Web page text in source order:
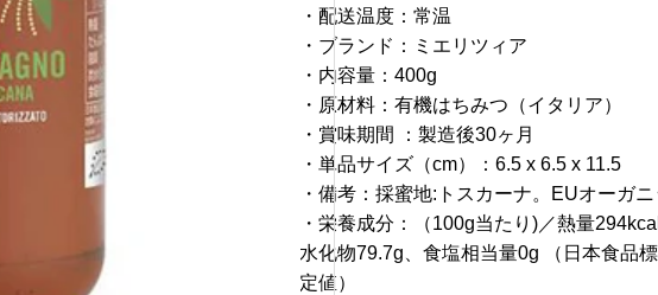
・配送温度：常温
・ブランド：ミエリツィア
・内容量：400g
・原材料：有機はちみつ（イタリア）
・賞味期間 ：製造後30ヶ月
・単品サイズ（cm）：6.5 x 6.5 x 11.5
・備考：採蜜地:トスカーナ。EUオーガニ
・ 栄養成分：（100g当たり)／熱量
水化物79.7g、食塩相当量0g （日本食品
定値）